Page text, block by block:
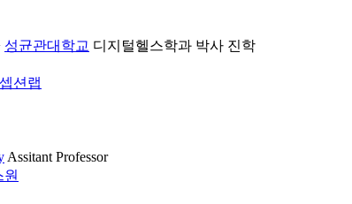
성균관대학교 디지털헬스학과 박사 진학
션랩
Assitant Professor
원